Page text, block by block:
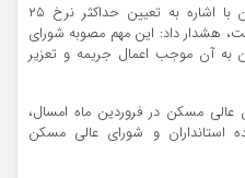
مدیر کل راه و شهرسازی استان تهران با اشاره به تعیین حداکثر نرخ ۲۵
هشدار داد: این مهم مصوبه شورای
به آن موجب اعمال جریمه و تعزیر
عالی مسکن در فروردین ماه امسال،
استانداران و شورای عالی مسکن